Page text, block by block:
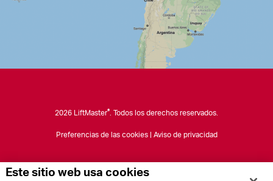
2026 LiftMaster® . Todos los derechos reservados.
Preferencias de las cookies| Aviso de privacidad
Este sitio web usa cookies